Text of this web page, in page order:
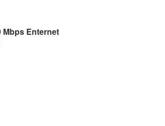
Mbps Enternet